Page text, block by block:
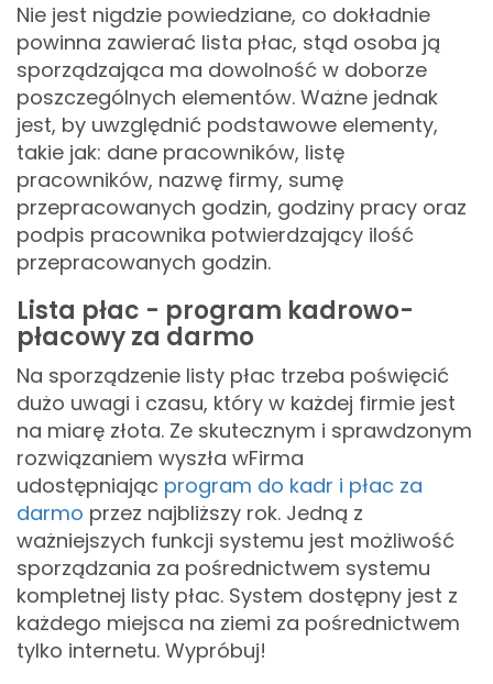
Nie jest nigdzie powiedziane, co dokładnie
powinna zawierać lista płac, stąd osoba ją
sporządzająca ma dowolność w doborze
poszczególnych elementów. Ważne jednak
jest, by uwzględnić podstawowe elementy,
takie jak: dane pracowników, listę
pracowników, nazwę firmy, sumę
przepracowanych godzin, godziny pracy oraz
podpis pracownika potwierdzający ilość
przepracowanych godzin.
Lista płac - program kadrowo-
płacowy za darmo
Na sporządzenie listy płac trzeba poświęcić
dużo uwagi i czasu, który w każdej firmie jest
na miarę złota. Ze skutecznym i sprawdzonym
rozwiązaniem wyszła wFirma
udostępniając program do kadr i płac za
darmo przez najbliższy rok. Jedną z
ważniejszych funkcji systemu jest możliwość
sporządzania za pośrednictwem systemu
kompletnej listy płac. System dostępny jest z
każdego miejsca na ziemi za pośrednictwem
tylko internetu. Wypróbuj!